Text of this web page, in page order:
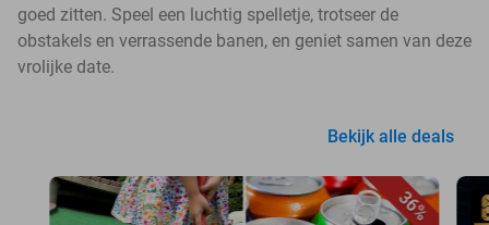
goed zitten. Speel een luchtig spelletje, trotseer de
obstakels en verrassende banen, en geniet samen van deze
vrolijke date.
Bekijk alle deals
36%